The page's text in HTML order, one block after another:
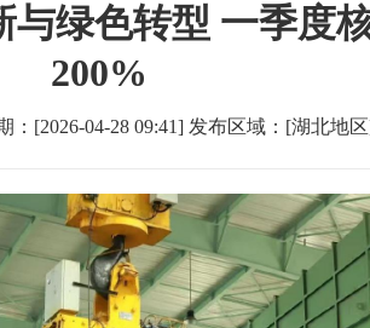
绿色转型 一季度
200%
：[2026-04-28 09:41] 发布区域：[湖北地